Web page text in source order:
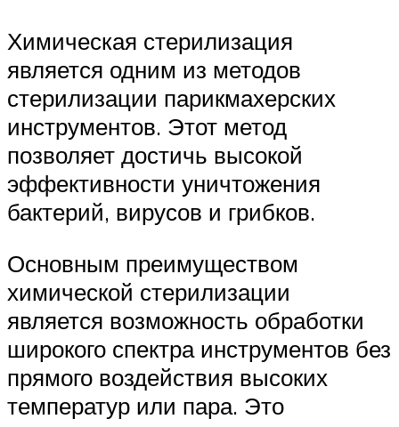
Химическая стерилизация
является одним из методов
стерилизации парикмахерских
инструментов. Этот метод
позволяет достичь высокой
эффективности уничтожения
бактерий, вирусов и грибков.
Основным преимуществом
химической стерилизации
является возможность обработки
широкого спектра инструментов без
прямого воздействия высоких
температур или пара. Это